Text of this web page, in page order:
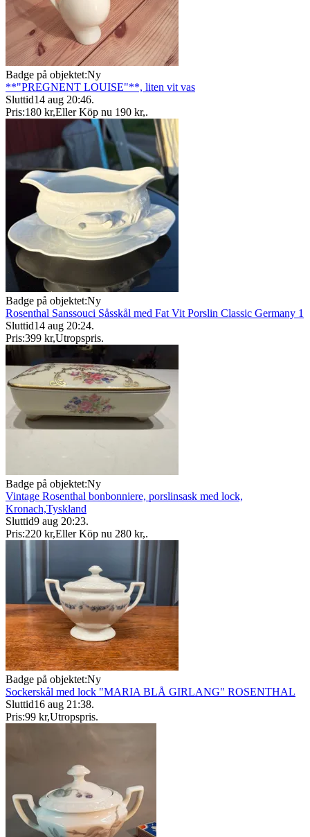
Badge på objektet:Ny
**"PREGNENT LOUISE"**, liten vit vas
Sluttid14 aug 20:46.
Pris:180 kr,Eller Köp nu 190 kr,.
Badge på objektet:Ny
Rosenthal Sanssouci Såsskål med Fat Vit Porslin Classic Germany 1
Sluttid14 aug 20:24.
Pris:399 kr,Utropspris.
Badge på objektet:Ny
Vintage Rosenthal bonbonniere, porslinsask med lock,
Kronach,Tyskland
Sluttid9 aug 20:23.
Pris:220 kr,Eller Köp nu 280 kr,.
Badge på objektet:Ny
Sockerskål med lock "MARIA BLÅ GIRLANG" ROSENTHAL
Sluttid16 aug 21:38.
Pris:99 kr,Utropspris.